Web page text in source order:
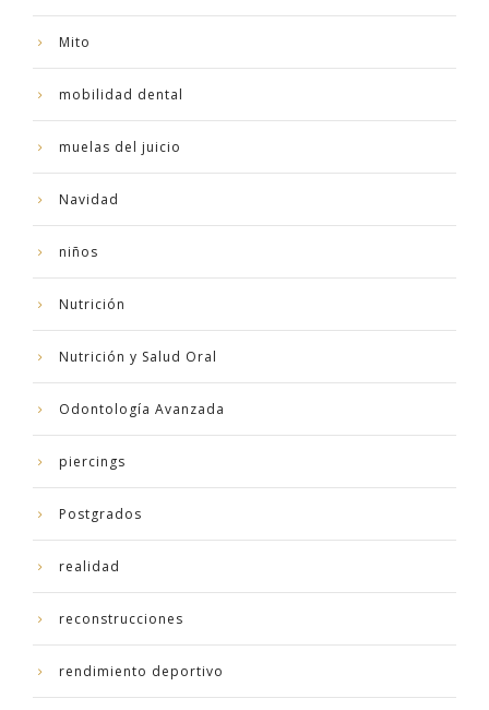
Mito
mobilidad dental
muelas del juicio
Navidad
niños
Nutrición
Nutrición y Salud Oral
Odontología Avanzada
piercings
Postgrados
realidad
reconstrucciones
rendimiento deportivo